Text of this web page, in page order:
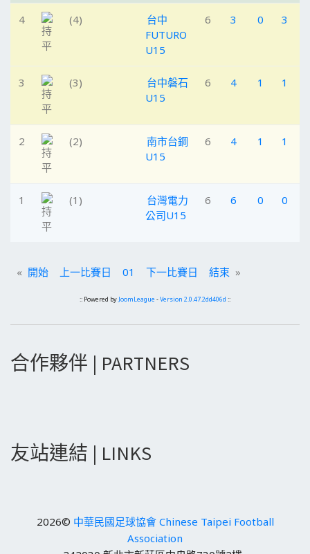
4 (4)
台中
FUTURO
U15
6 3 0 3
3 (3)
台中磐石
U15
6 4 1 1
2 (2)
南市台鋼
U15
6 4 1 1
1 (1)
台灣電力
公司U15
6 6 0 0
« 開始 上一比賽日 01 下一比賽日 結束 »
:: Powered by JoomLeague -Version 2.0.47.2dd406d ::
合作夥伴 | PARTNERS
友站連結 | LINKS
2026© 中華民國足球協會 Chinese Taipei Football
Association